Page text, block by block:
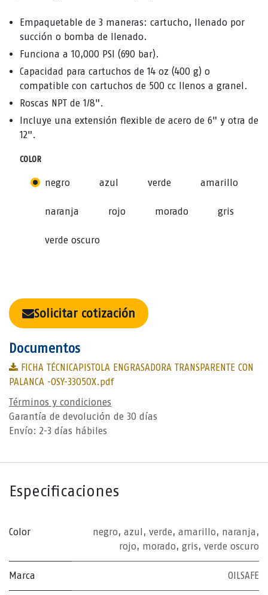
Empaquetable de 3 maneras: cartucho, llenado por
succión o bomba de llenado.
Funciona a 10,000 PSI (690 bar).
Capacidad para cartuchos de 14 oz (400 g) o
compatible con cartuchos de 500 cc llenos a granel.
Roscas NPT de 1/8".
Incluye una extensión flexible de acero de 6" y otra de
12".
COLOR
negro azul verde amarillo
naranja rojo morado gris
verde oscuro
Solicitar cotización
Documentos
FICHA TÉCNICAPISTOLA ENGRASADORA TRANSPARENTE CON
PALANCA -OSY-33050X.pdf
Términos y condiciones
Garantía de devolución de 30 días
Envío: 2-3 días hábiles
Especificaciones
Color negro, azul , verde, amarillo, naranja ,
rojo, morado, gris, verde oscuro
Marca OILSAFE